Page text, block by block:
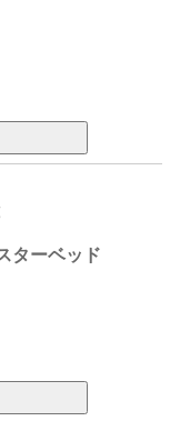
ターベッド